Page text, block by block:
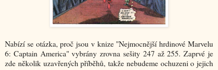
Nabízí se otázka, proč jsou v knize "Nejmocnější hrdinové Marvelu
6: Captain America" vybrány zrovna sešity 247 až 255. Zaprvé je
zde několik uzavřených příběhů, takže nebudeme ochuzeni o jejich